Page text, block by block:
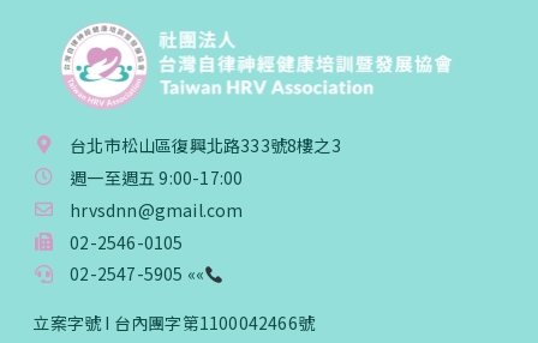
台北市松山區復興北路333號8樓之3
週一至週五 9:00-17:00
hrvsdnn@gmail.com
02-2546-0105
02-2547-5905 ««
立案字號 I 台內團字第1100042466號